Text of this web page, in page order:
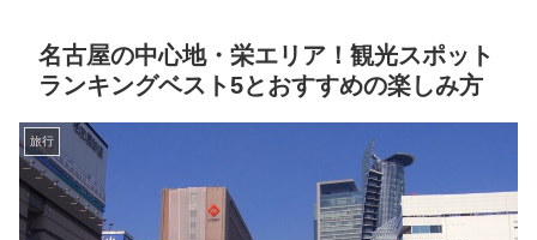
名古屋の中心地・栄エリア！観光スポット
ランキングベスト5とおすすめの楽しみ方
旅行